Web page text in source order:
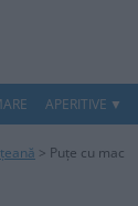
APERITIVE
> Puțe cu mac